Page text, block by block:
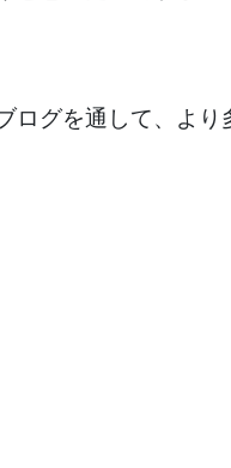
ログを通して、より